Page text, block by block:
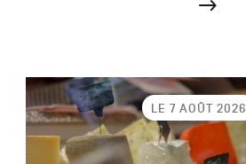
LE 7 AOÛT 2026